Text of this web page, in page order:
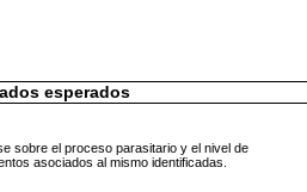
esperados
sobre el proceso parasitario y el nivel de
asociados al mismo identificadas.